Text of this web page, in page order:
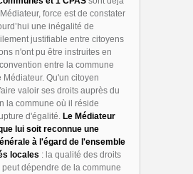
force est de constater
une inégalité de
justifiable entre citoyens
n'ont pu être instruites en
entre la commune
Médiateur. Qu'un citoyen
valoir ses droits auprès du
la commune où il réside
d'égalité. Le Médiateur
lui soit reconnue une
à l'égard de l'ensemble
locales : la qualité des droits
dépendre de la commune